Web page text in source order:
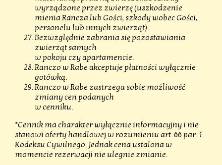
wyrządzone przez zwierzę (uszkodzenie
mienia Rancza lub Gości, szkody wobec Gości,
personelu lub innych zwierząt).
Bezwzględnie zabrania się pozostawiania
zwierząt samych
w pokoju czy apartamencie.
Ranczo w Rabe akceptuje płatności wyłącznie
gotówką.
Ranczo w Rabe zastrzega sobie możliwość
zmiany cen podanych
w cenniku.
*Cennik ma charakter wyłącznie informacyjny i nie
stanowi oferty handlowej w rozumieniu art. 66 par. 1
Kodeksu Cywilnego. Jednak cena ustalona w
momencie rezerwacji nie ulegnie zmianie.